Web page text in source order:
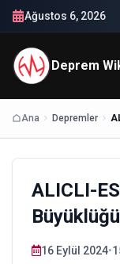
Ağustos 6, 2026
Deprem
Ana Depremler
ALICLI-
16 Eylül 2024•